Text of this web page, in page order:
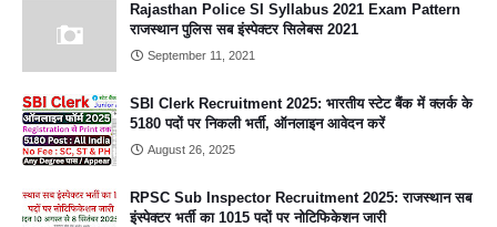
Rajasthan Police SI Syllabus 2021 Exam Pattern
राजस्थान पुलिस सब इंस्पेक्टर सिलेबस 2021
September 11, 2021
SBI Clerk Recruitment 2025: भारतीय स्टेट बैंक में क्लर्क के
5180 पदों पर निकली भर्ती, ऑनलाइन आवेदन करें
August 26, 2025
RPSC Sub Inspector Recruitment 2025: राजस्थान सब
इंस्पेक्टर भर्ती का 1015 पदों पर नोटिफिकेशन जारी